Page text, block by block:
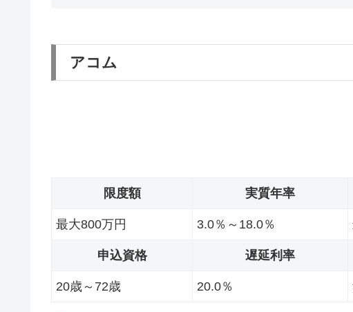
アコム
限度額 実質年率
最大800万円 3.0％～18.0％
申込資格 遅延利率
20歳～72歳 20.0％